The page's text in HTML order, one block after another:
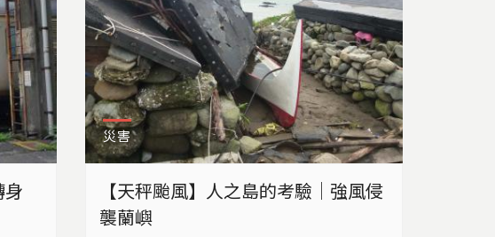
災害
【天秤颱風】人之島的考驗｜強風侵
襲蘭嶼